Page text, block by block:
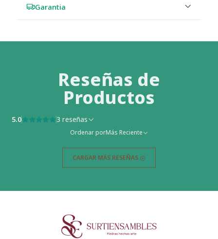
Garantia
Reseñas de
Productos
5.0 3 reseñas
Ordenar porMás Reciente
CARGAR MÁS RESEÑAS